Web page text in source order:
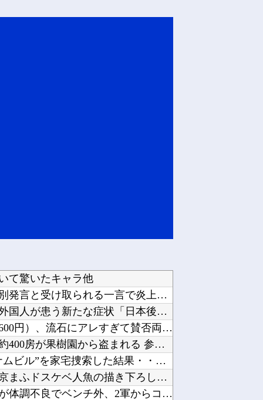
て驚いたキャラ他
【速報】ダウンタウン浜田さん、差別発言と受け取られる一言で炎上ｗｗｗｗｗｗ他
海外「あるある！」日本を旅行した外国人が患う新たな症状「日本後PTSD」に海外が大騒ぎ他
【画像】ディズニーのおいなり巻（600円）、流石にアレすぎて賛否両論の大炎上をしてしまうw...
【悲報】今度はシャインマスカット約400房が果樹園から盗まれる 参議院議員「日本人ではない...
【衝撃】大阪府警、ミナミの“ベトナムビル”を家宅捜索した結果・・・・・・他
【ラブライブ！】【画像】ニジガク京まふドスケベ人魚の描き下ろし【虹ヶ咲】他
阪神 小谷野栄一、片山大樹コーチが体調不良でベンチ外、2軍からコーチ合流 接触者はマスク姿...